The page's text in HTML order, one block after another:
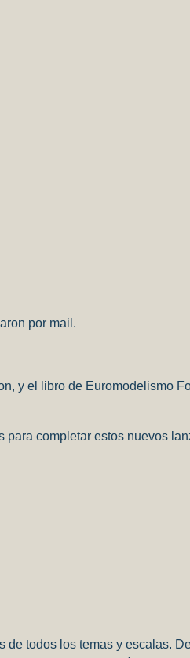
por mail.
y el libro de Euromodelismo
para completar estos nuevos
de todos los temas y escalas.